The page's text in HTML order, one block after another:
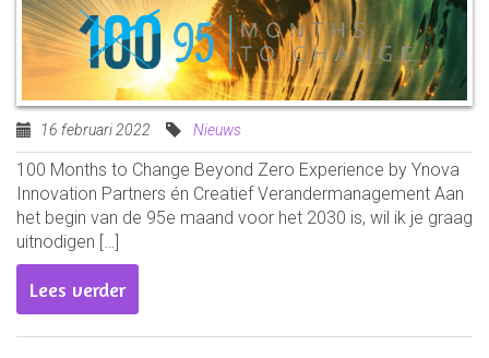
16 februari 2022 Nieuws
100 Months to Change Beyond Zero Experience by Ynova
Innovation Partners én Creatief Verandermanagement Aan
het begin van de 95e maand voor het 2030 is, wil ik je graag
uitnodigen […]
Lees verder